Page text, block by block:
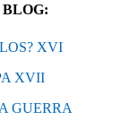
XVI
XVII
GUERRA